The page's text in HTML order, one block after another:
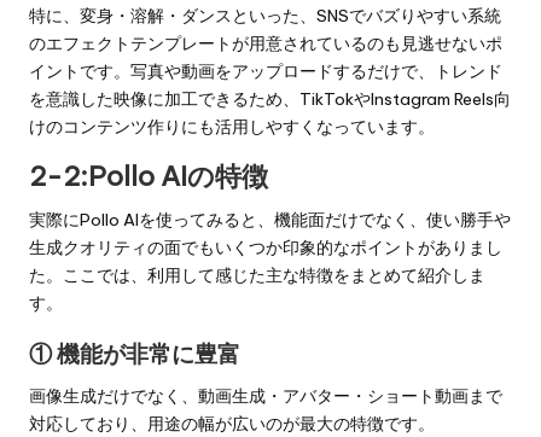
特に、変身・溶解・ダンスといった、SNSでバズりやすい系統
のエフェクトテンプレートが用意されているのも見逃せないポ
イントです。写真や動画をアップロードするだけで、トレンド
を意識した映像に加工できるため、TikTokやInstagram Reels向
けのコンテンツ作りにも活用しやすくなっています。
2-2:Pollo AIの特徴
実際にPollo AIを使ってみると、機能面だけでなく、使い勝手や
生成クオリティの面でもいくつか印象的なポイントがありまし
た。ここでは、利用して感じた主な特徴をまとめて紹介しま
す。
① 機能が非常に豊富
画像生成だけでなく、動画生成・アバター・ショート動画まで
対応しており、用途の幅が広いのが最大の特徴です。